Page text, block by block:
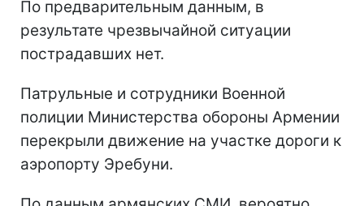
По предварительным данным, в
результате чрезвычайной ситуации
пострадавших нет.
Патрульные и сотрудники Военной
полиции Министерства обороны Армении
перекрыли движение на участке дороги к
аэропорту Эребуни.